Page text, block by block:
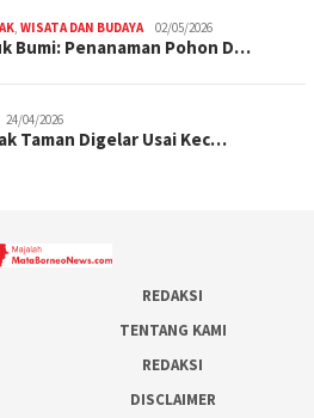
WISATA DAN BUDAYA 02/05/2026
Bumi: Penanaman Pohon D…
24/04/2026
Taman Digelar Usai Kec…
REDAKSI
TENTANG KAMI
REDAKSI
DISCLAIMER